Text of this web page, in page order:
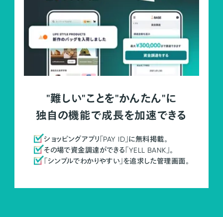
"難しい"ことを"かんたん"に
独自の機能で成長を加速できる
ショッピングアプリ「PAY ID」に無料掲載。
その場で資金調達ができる「YELL BANK」。
「シンプルでわかりやすい」を追求した管理画面。